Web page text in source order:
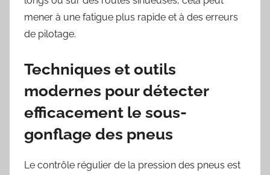
mener à une fatigue plus rapide et à des erreurs
de pilotage.
Techniques et outils
modernes pour détecter
efficacement le sous-
gonflage des pneus
Le contrôle régulier de la pression des pneus est